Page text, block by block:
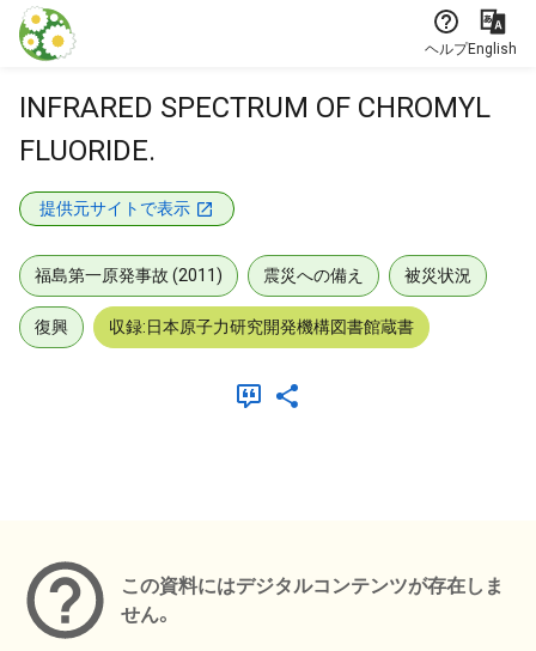
本文に飛ぶ
ヘルプEnglish
INFRARED SPECTRUM OF CHROMYL
FLUORIDE.
提供元サイトで表示
福島第一原発事故 (2011) 震災への備え 被災状況
復興 収録:日本原子力研究開発機構図書館蔵書
この資料にはデジタルコンテンツが存在しま
せん。